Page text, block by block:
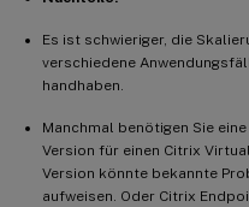
Es ist schwieriger, die
verschiedene
handhaben.
Manchmal benötigen Sie
Version für einen Citrix
Version könnte bekannte
aufweisen. Oder Citrix